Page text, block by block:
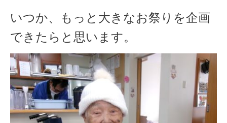
いつか、もっと大きなお祭りを企画
できたらと思います。